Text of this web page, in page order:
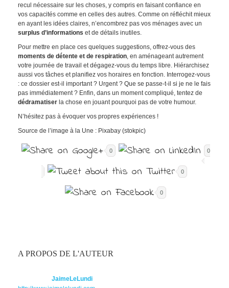
recul nécessaire sur les choses, y compris en faisant confiance en
vos capacités comme en celles des autres. Comme on réfléchit mieux
en ayant les idées claires, n’encombrez pas vos ménages avec un
surplus d’informations et de détails inutiles.
Pour mettre en place ces quelques suggestions, offrez-vous des
moments de détente et de respiration, en aménageant autrement
votre journée de travail et dégagez-vous du temps libre. Hiérarchisez
aussi vos tâches et planifiez vos horaires en fonction. Interrogez-vous
: ce dossier est-il important ? Urgent ? Que se passe-t-il si je ne le fais
pas immédiatement ? Enfin, dans un moment compliqué, tentez de
dédramatiserla chose en jouant pourquoi pas de votre humour.
N’hésitez pas à évoquer vos propres expériences !
Source de l’image à la Une : Pixabay (stokpic)
0 0
0
0
A PROPOS DE L'AUTEUR
JaimeLeLundi